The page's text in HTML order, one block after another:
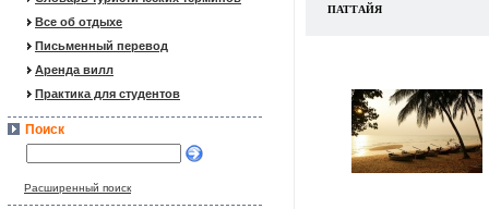
Все об отдыхе
Письменный перевод
Аренда вилл
Практика для студентов
Поиск
Расширенный поиск
ПАТТАЙЯ